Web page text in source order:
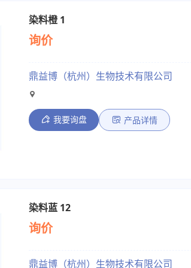
染料橙 1
询价
鼎益博（杭州）生物技术有限公司
我要询盘 产品详情
染料蓝 12
询价
鼎益博（杭州）生物技术有限公司